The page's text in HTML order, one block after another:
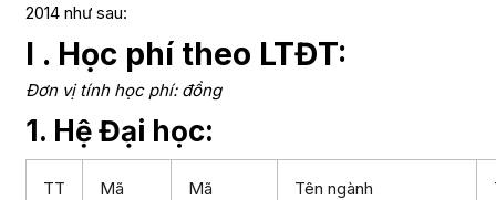
2014 như sau:
I . Học phí theo LTĐT:
Đơn vị tính học phí: đồng
1. Hệ Đại học:
TT
Mã
Mã
Tên ngành